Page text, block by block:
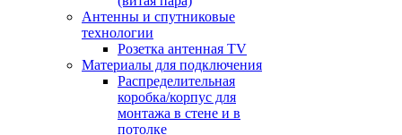
Антенны и спутниковые
технологии
Розетка антенная TV
Материалы для подключения
Распределительная
коробка/корпус для
монтажа в стене и в
потолке